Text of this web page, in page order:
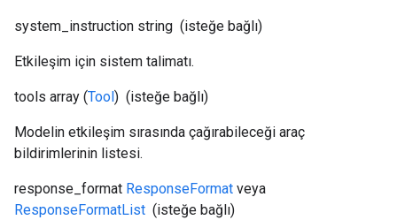
system_instruction string (isteğe bağlı)
Etkileşim için sistem talimatı.
tools array (Tool) (isteğe bağlı)
Modelin etkileşim sırasında çağırabileceği araç
bildirimlerinin listesi.
response_format ResponseFormat veya
ResponseFormatList (isteğe bağlı)